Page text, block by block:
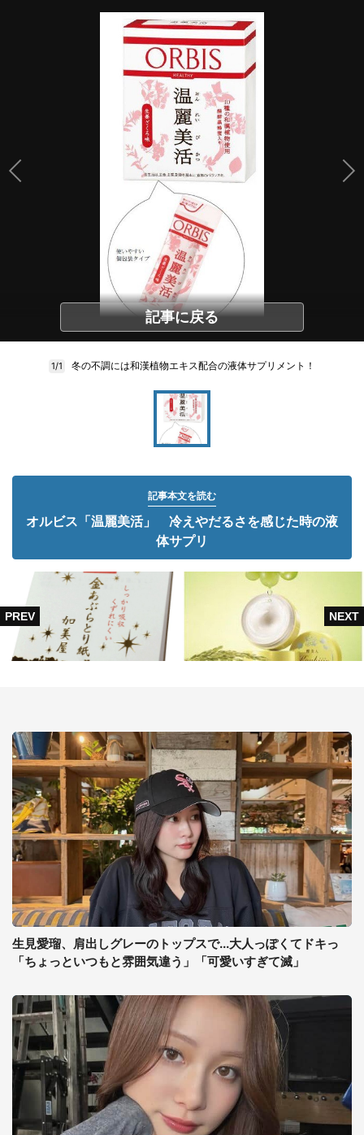
記事に戻る
1/1 冬の不調には和漢植物エキス配合の液体サプリメント！
記事本文を読む
オルビス「温麗美活」 冷えやだるさを感じた時の液
体サプリ
生見愛瑠、肩出しグレーのトップスで...大人っぽくてドキっ
「ちょっといつもと雰囲気違う」「可愛いすぎて滅」